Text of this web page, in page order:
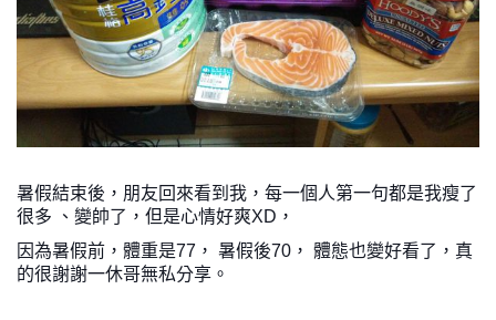
暑假結束後，朋友回來看到我，每一個人第一句都是我瘦了
很多 、變帥了，但是心情好爽XD，
因為暑假前，體重是77， 暑假後70， 體態也變好看了，真
的很謝謝一休哥無私分享。